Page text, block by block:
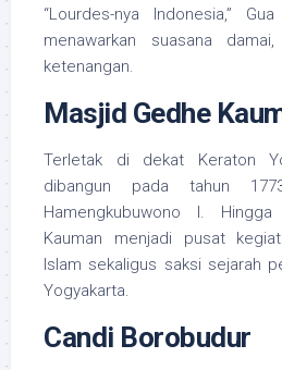
“Lourdes-nya Indonesia,”
menawarkan suasana
ketenangan.
Masjid Gedhe
Terletak di dekat Keraton
dibangun pada tahun
Hamengkubuwono I.
Kauman menjadi pusat
Islam sekaligus saksi sejarah
Yogyakarta.
Candi Borobudur